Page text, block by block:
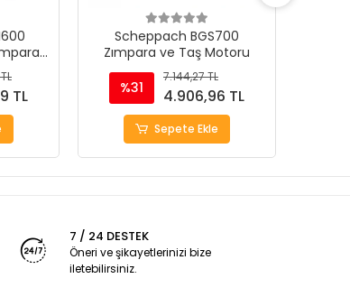
TL
Scheppach BGS700
Zımpara ve Taş Motoru
%31
7.144,27 TL
4.906,96 TL
Sepete Ekle
7 / 24 DESTEK
Öneri ve şikayetlerinizi bize
iletebilirsiniz.